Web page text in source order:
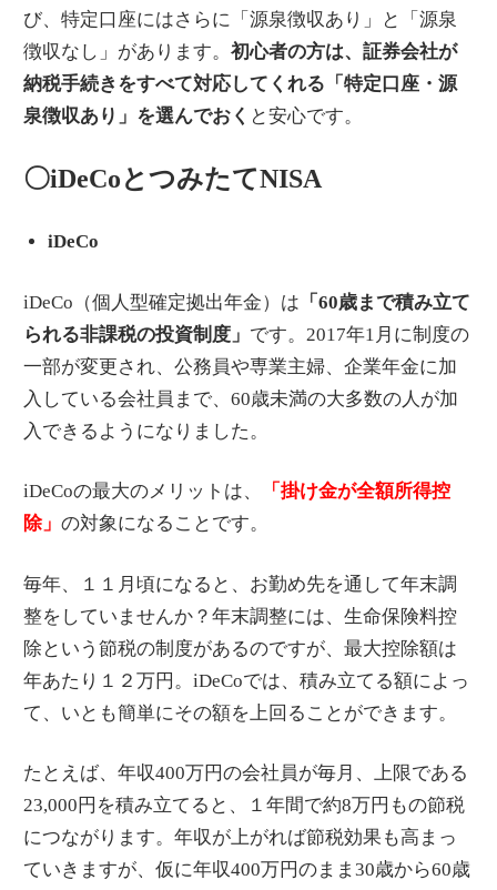
び、特定口座にはさらに「源泉徴収あり」と「源泉
徴収なし」があります。初心者の方は、証券会社が
納税手続きをすべて対応してくれる「特定口座・源
泉徴収あり」を選んでおく と安心です。
〇iDeCoとつみたてNISA
iDeCo
iDeCo（個人型確定拠出年金）は 「60歳まで積み立て
られる非課税の投資制度」 です。2017年1月に制度の
一部が変更され、公務員や専業主婦、企業年金に加
入している会社員まで、60歳未満の大多数の人が加
入できるようになりました。
iDeCoの最大のメリットは、
「掛け金が全額所得控
除」の対象になることです。
毎年、１１月頃になると、お勤め先を通して年末調
整をしていませんか？年末調整には、生命保険料控
除という節税の制度があるのですが、最大控除額は
年あたり１２万円。iDeCoでは、積み立てる額によっ
て、いとも簡単にその額を上回ることができます。
たとえば、年収400万円の会社員が毎月、上限である
23,000円を積み立てると、１年間で約8万円もの節税
につながります。年収が上がれば節税効果も高まっ
ていきますが、仮に年収400万円のまま30歳から60歳